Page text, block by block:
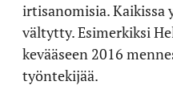
irtisanomisia. Kaikissa
vältytty. Esimerkiksi
kevääseen 2016
työntekijää.